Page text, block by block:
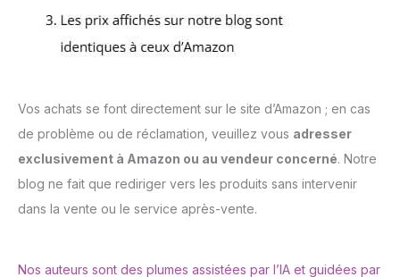
Vos achats se font directement sur le site d’Amazon ; en cas
de problème ou de réclamation, veuillez vous adresser
exclusivement à Amazon ou au vendeur concerné. Notre
blog ne fait que rediriger vers les produits sans intervenir
dans la vente ou le service après-vente.
Nos auteurs sont des plumes assistées par l’IA et guidées par